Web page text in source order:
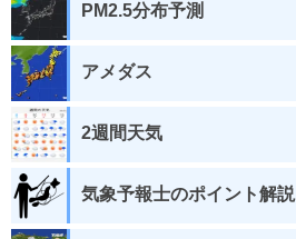
PM2.5分布予測
アメダス
2週間天気
気象予報士のポイント解説